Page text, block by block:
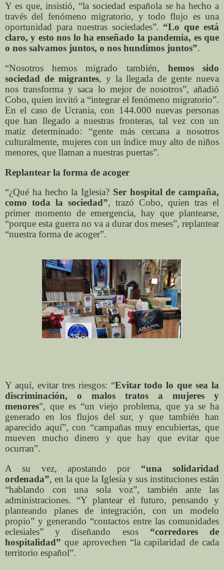
Y es que, insistió, “la sociedad española se ha hecho a
través del fenómeno migratorio, y todo flujo es una
oportunidad para nuestras sociedades”. “Lo que está
claro, y esto nos lo ha enseñado la pandemia, es que
o nos salvamos juntos, o nos hundimos juntos”.
“Nosotros hemos migrado también, hemos sido
sociedad de migrantes, y la llegada de gente nueva
nos transforma y saca lo mejor de nosotros”, añadió
Cobo, quien invitó a “integrar el fenómeno migratorio”.
En el caso de Ucrania, con 144.000 nuevas personas
que han llegado a nuestras fronteras, tal vez con un
matiz determinado: “gente más cercana a nosotros
culturalmente, mujeres con un índice muy alto de niños
menores, que llaman a nuestras puertas”.
Replantear la forma de acoger
“¿Qué ha hecho la Iglesia? Ser hospital de campaña,
como toda la sociedad”, trazó Cobo, quien tras el
primer momento de emergencia, hay que plantearse,
“porque esta guerra no va a durar dos meses”, replantear
“nuestra forma de acoger”.
Y aquí, evitar tres riesgos: “Evitar todo lo que sea la
discriminación, o malos tratos a mujeres y
menores”, que es “un viejo problema, que ya se ha
generado en los flujos del sur, y que también han
aparecido aquí”, con “campañas muy encubiertas, que
mueven mucho dinero y que hay que evitar que
ocurran”.
A su vez, apostando por “una solidaridad
ordenada”, en la que la Iglesia y sus instituciones están
“hablando con una sola voz”, también ante las
administraciones. “Y plantear el futuro, pensando y
planteando planes de integración, con un modelo
propio” y generando “contactos entre las comunidades
eclesiales” y diseñando esos “corredores de
hospitalidad” que aprovechen “la capilaridad de cada
territorio español”.